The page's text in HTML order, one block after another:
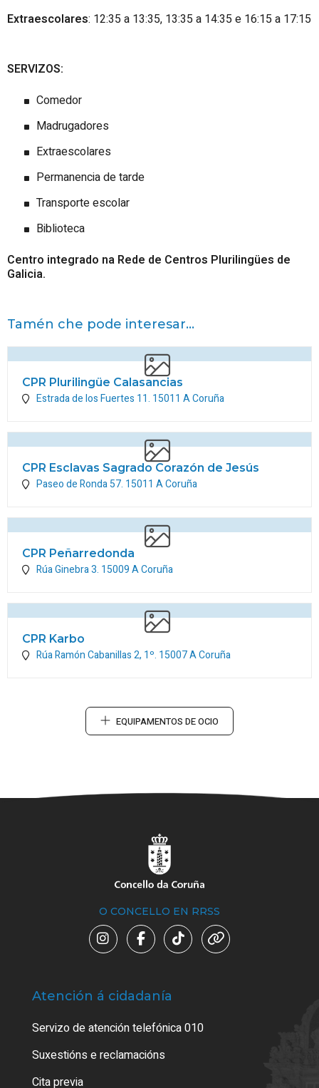
Extraescolares: 12:35 a 13:35, 13:35 a 14:35 e 16:15 a 17:15
SERVIZOS:
Comedor
Madrugadores
Extraescolares
Permanencia de tarde
Transporte escolar
Biblioteca
Centro integrado na Rede de Centros Plurilingües de
Galicia.
Tamén che pode interesar...
CPR Plurilingüe Calasancias
Estrada de los Fuertes 11. 15011 A Coruña
CPR Esclavas Sagrado Corazón de Jesús
Paseo de Ronda 57. 15011 A Coruña
CPR Peñarredonda
Rúa Ginebra 3. 15009A Coruña
CPR Karbo
Rúa Ramón Cabanillas 2, 1º. 15007A Coruña
EQUIPAMENTOS DE OCIO
O CONCELLO EN RRSS
Atención á cidadanía
Servizo de atención telefónica 010
Suxestións e reclamacións
Cita previa